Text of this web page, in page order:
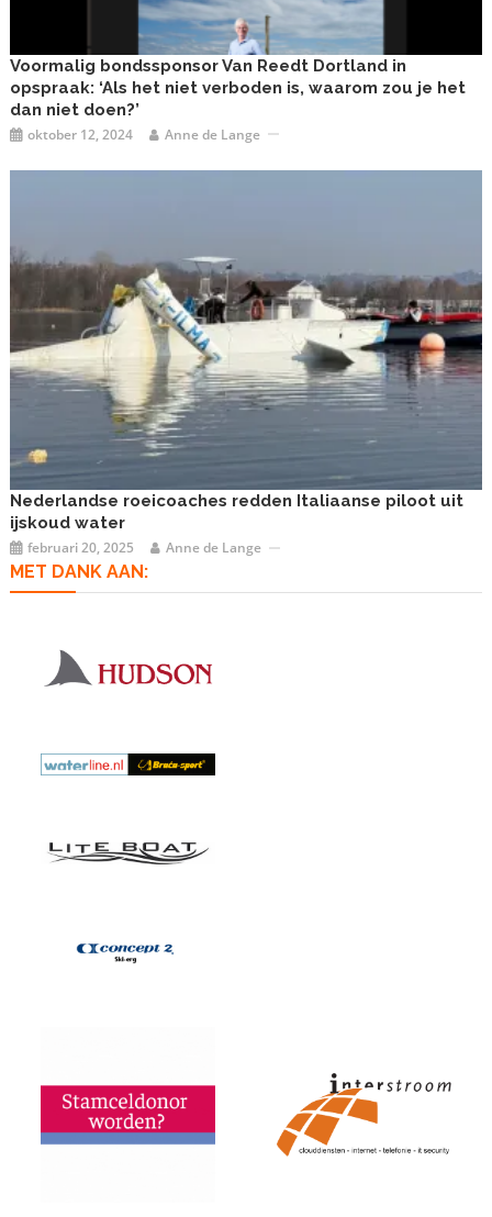
Voormalig bondssponsor Van Reedt Dortland in
opspraak: ‘Als het niet verboden is, waarom zou je het
dan niet doen?’
oktober 12, 2024 Anne de Lange
Nederlandse roeicoaches redden Italiaanse piloot uit
ijskoud water
februari 20, 2025 Anne de Lange
MET DANK AAN: